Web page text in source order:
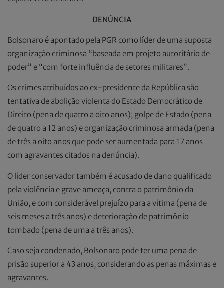
DENÚNCIA
Bolsonaro é apontado pela PGR como líder de uma suposta
organização criminosa “baseada em projeto autoritário de
poder” e “com forte influência de setores militares”.
Os crimes atribuídos ao ex-presidente da República são
tentativa de abolição violenta do Estado Democrático de
Direito (pena de quatro a oito anos); golpe de Estado (pena
de quatro a 12 anos) e organização criminosa armada (pena
de três a oito anos que pode ser aumentada para 17 anos
com agravantes citados na denúncia).
O líder conservador também é acusado de dano qualificado
pela violência e grave ameaça, contra o patrimônio da
União, e com considerável prejuízo para a vítima (pena de
seis meses a três anos) e deterioração de patrimônio
tombado (pena de uma a três anos).
Caso seja condenado, Bolsonaro pode ter uma pena de
prisão superior a 43 anos, considerando as penas máximas e
agravantes.